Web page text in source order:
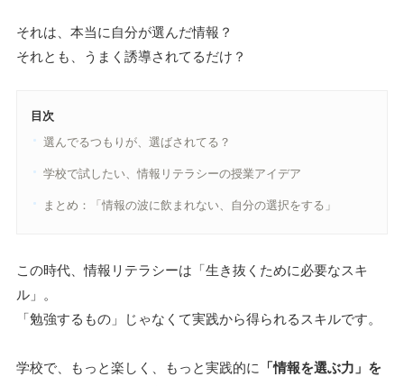
それは、本当に自分が選んだ情報？
それとも、うまく誘導されてるだけ？
目次
選んでるつもりが、選ばされてる？
学校で試したい、情報リテラシーの授業アイデア
まとめ：「情報の波に飲まれない、自分の選択をする」
この時代、情報リテラシーは「生き抜くために必要なスキ
ル」。
「勉強するもの」じゃなくて実践から得られるスキルです。
学校で、もっと楽しく、もっと実践的に 「情報を選ぶ力」を